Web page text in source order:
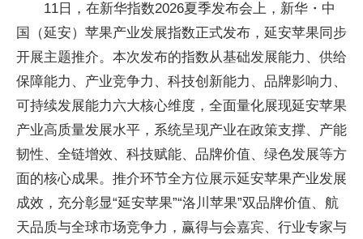
11日，在新华指数2026夏季发布会上，新华・中
国（延安）苹果产业发展指数正式发布，延安苹果同步
开展主题推介。本次发布的指数从基础发展能力、供给
保障能力、产业竞争力、科技创新能力、品牌影响力、
可持续发展能力六大核心维度，全面量化展现延安苹果
产业高质量发展水平，系统呈现产业在政策支撑、产能
韧性、全链增效、科技赋能、品牌价值、绿色发展等方
面的核心成果。推介环节全方位展示延安苹果产业发展
成效，充分彰显“延安苹果”“洛川苹果”双品牌价值、航
天品质与全球市场竞争力，赢得与会嘉宾、行业专家与